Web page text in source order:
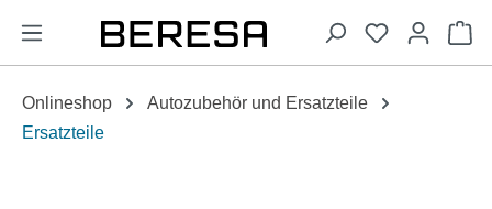
springen
Onlineshop
Autozubehör und Ersatzteile
Ersatzteile